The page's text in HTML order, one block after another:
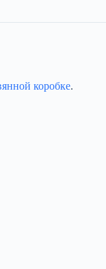
коробке.